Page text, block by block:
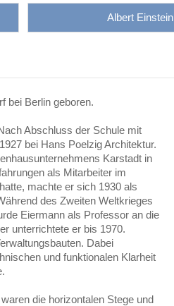
Albert Einstein
bei Berlin geboren.
Abschluss der Schule mit
bei Hans Poelzig Architektur.
Karstadt in
als Mitarbeiter im
machte er sich 1930 als
des Zweiten Weltkrieges
Eiermann als Professor an die
unterrichtete er bis 1970.
Dabei
und funktionalen Klarheit
die horizontalen Stege und